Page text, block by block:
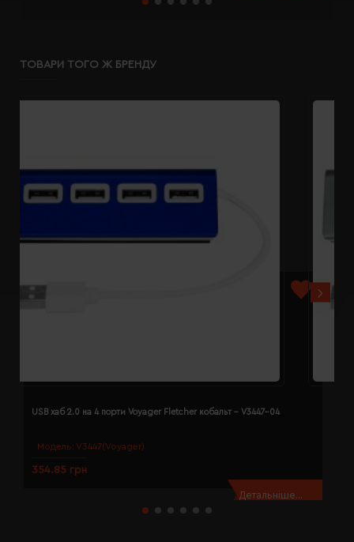
ТОВАРИ ТОГО Ж БРЕНДУ
Модель: V3447(Voyager)
USB хаб 2.0 на 4 порти Voyager Fletcher кобальт - V3447-04
354.85 грн
Детальніше...